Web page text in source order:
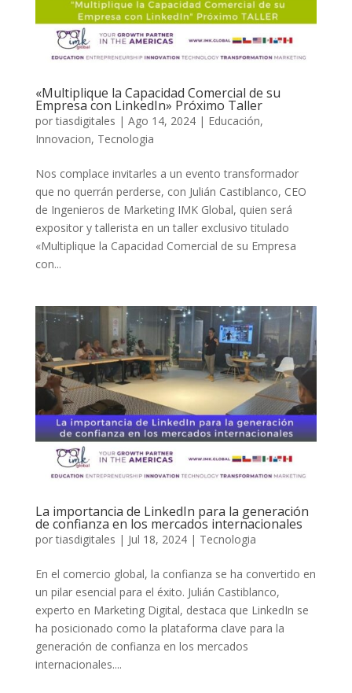
«Multiplique la Capacidad Comercial de su
Empresa con LinkedIn» Próximo Taller
portiasdigitales | Ago 14, 2024| Educación,
Innovacion, Tecnologia
Nos complace invitarles a un evento transformador
que no querrán perderse, con Julián Castiblanco, CEO
de Ingenieros de Marketing IMK Global, quien será
expositor y tallerista en un taller exclusivo titulado
«Multiplique la Capacidad Comercial de su Empresa
con...
La importancia de LinkedIn para la generación
de confianza en los mercados internacionales
portiasdigitales | Jul 18, 2024| Tecnologia
En el comercio global, la confianza se ha convertido en
un pilar esencial para el éxito. Julián Castiblanco,
experto en Marketing Digital, destaca que LinkedIn se
ha posicionado como la plataforma clave para la
generación de confianza en los mercados
internacionales....